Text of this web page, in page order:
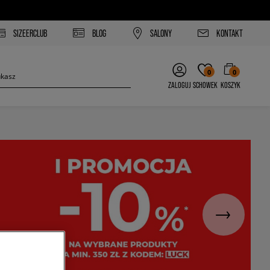
SIZEERCLUB BLOG SALONY KONTAKT
ZALOGUJ
0
SCHOWEK
0
KOSZYK